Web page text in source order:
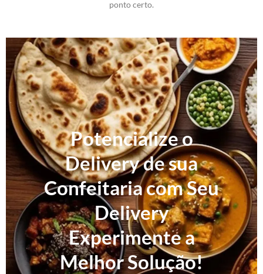
ponto certo.
Potencialize o
Delivery de sua
Confeitaria com Seu
Delivery
Experimente a
Melhor Solução!